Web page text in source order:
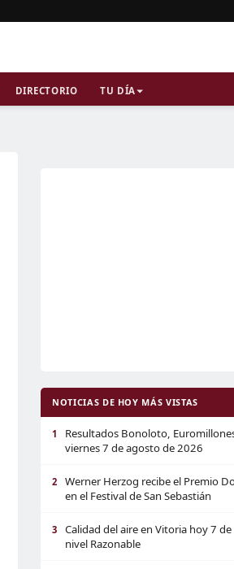
DIRECTORIO TU DÍA
NOTICIAS DE HOY MÁS VISTAS
1
Resultados Bonoloto,
viernes 7 de agosto de 2026
2
Werner Herzog recibe el Premio
en el Festival de San Sebastián
3
Calidad del aire en Vitoria hoy 7
nivel Razonable